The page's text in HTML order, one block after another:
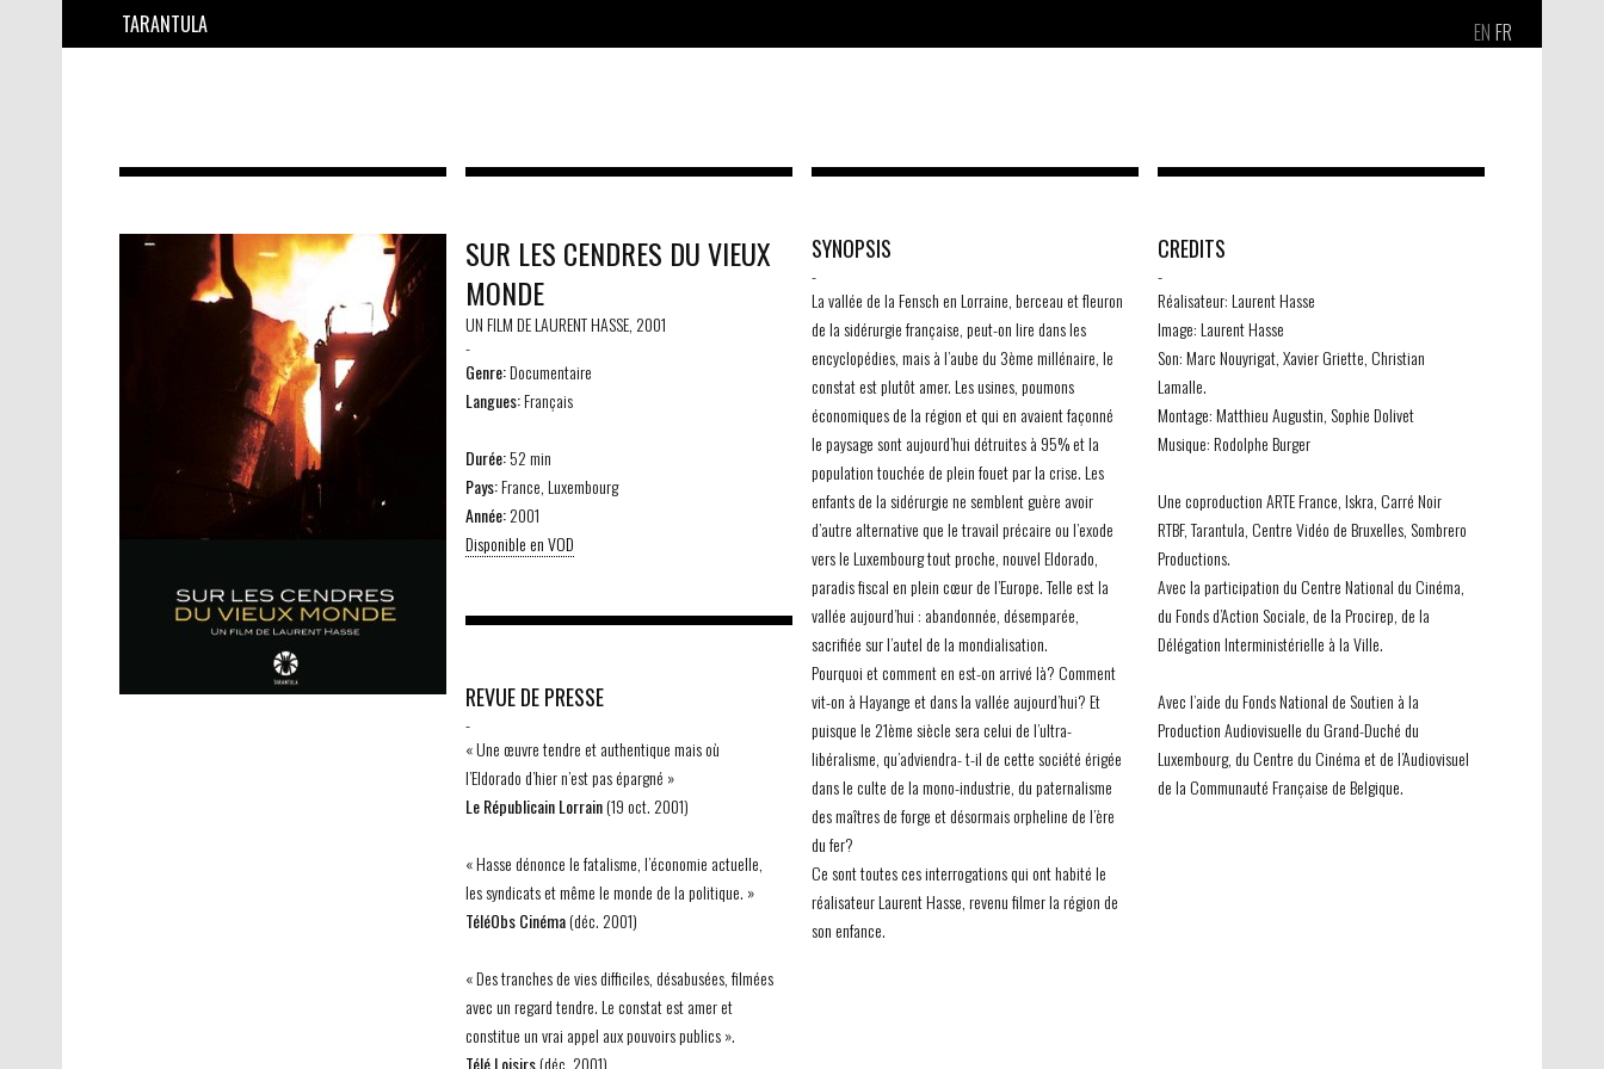
EN FR
TARANTULA
SUR LES CENDRES DU VIEUX
MONDE
UN FILM DE LAURENT HASSE, 2001
-
Genre:Documentaire
Langues:Français
Durée:52 min
Pays:France, Luxembourg
Année:2001
Disponible en VOD
SYNOPSIS
-
La vallée de la Fensch en Lorraine, berceau et fleuron
de la sidérurgie française, peut-on lire dans les
encyclopédies, mais à l’aube du 3ème millénaire, le
constat est plutôt amer. Les usines, poumons
économiques de la région et qui en avaient façonné
le paysage sont aujourd’hui détruites à 95% et la
population touchée de plein fouet par la crise. Les
enfants de la sidérurgie ne semblent guère avoir
d’autre alternative que le travail précaire ou l’exode
vers le Luxembourg tout proche, nouvel Eldorado,
paradis fiscal en plein cœur de l’Europe. Telle est la
vallée aujourd’hui : abandonnée, désemparée,
sacrifiée sur l’autel de la mondialisation.
Pourquoi et comment en est-on arrivé là? Comment
vit-on à Hayange et dans la vallée aujourd’hui? Et
puisque le 21ème siècle sera celui de l’ultra-
libéralisme, qu’adviendra- t-il de cette société érigée
dans le culte de la mono-industrie, du paternalisme
des maîtres de forge et désormais orpheline de l’ère
du fer?
Ce sont toutes ces interrogations qui ont habité le
réalisateur Laurent Hasse, revenu filmer la région de
son enfance.
CREDITS
-
Réalisateur: Laurent Hasse
Image: Laurent Hasse
Son: Marc Nouyrigat, Xavier Griette, Christian
Lamalle.
Montage: Matthieu Augustin, Sophie Dolivet
Musique: Rodolphe Burger
Une coproduction ARTE France, Iskra, Carré Noir
RTBF, Tarantula, Centre Vidéo de Bruxelles, Sombrero
Productions.
Avec la participation du Centre National du Cinéma,
du Fonds d’Action Sociale, de la Procirep, de la
Délégation Interministérielle à la Ville.
Avec l’aide du Fonds National de Soutien à la
Production Audiovisuelle du Grand-Duché du
Luxembourg, du Centre du Cinéma et de l’Audiovisuel
de la Communauté Française de Belgique.
REVUE DE PRESSE
-
« Une œuvre tendre et authentique mais où
l’Eldorado d’hier n’est pas épargné »
Le Républicain Lorrain(19 oct. 2001)
« Hasse dénonce le fatalisme, l’économie actuelle,
les syndicats et même le monde de la politique. »
TéléObs Cinéma(déc. 2001)
« Des tranches de vies difficiles, désabusées, filmées
avec un regard tendre. Le constat est amer et
constitue un vrai appel aux pouvoirs publics ».
Télé Loisirs(déc. 2001)